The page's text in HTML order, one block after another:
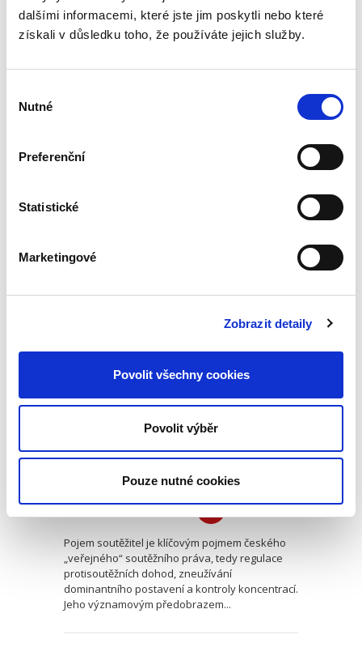
dalšími informacemi, které jste jim poskytli nebo které
získali v důsledku toho, že používáte jejich služby.
souhlasu
Nutné
Preferenční
Statistické
Marketingové
Zobrazit detaily
Povolit všechny cookies
Povolit výběr
Pouze nutné cookies
s mezinárodním
prvkem
Vývoj techniky s sebou nese rovněž problémy
náklady, nebylo by férové, pokud by na
Koncept
právu
Eva Zorková
390,00 Kč
Pojem soutěžitel je klíčovým pojmem českého
„veřejného“ soutěžního práva, tedy regulace
protisoutěžních dohod, zneužívání
dominantního postavení a kontroly koncentrací.
Jeho významovým předobrazem...